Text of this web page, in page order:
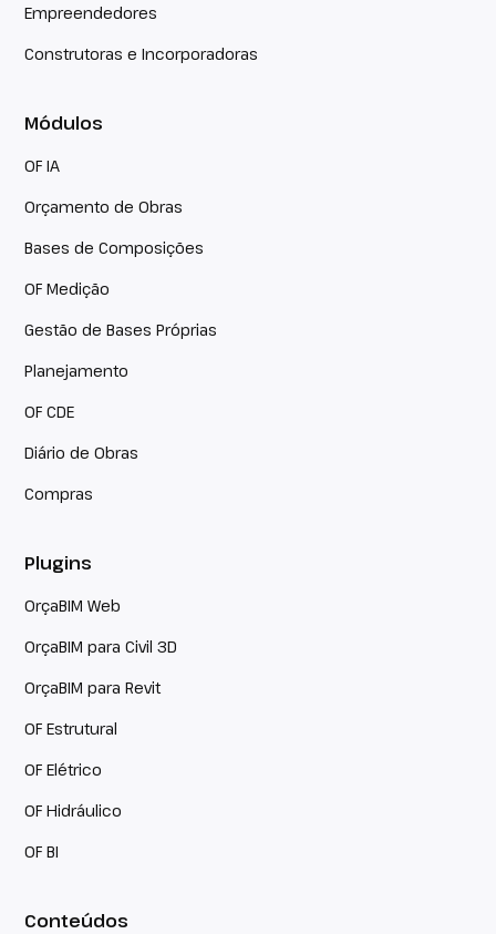
Empreendedores
Construtoras e Incorporadoras
Módulos
OF IA
Orçamento de Obras
Bases de Composições
OF Medição
Gestão de Bases Próprias
Planejamento
OF CDE
Diário de Obras
Compras
Plugins
OrçaBIM Web
OrçaBIM para Civil 3D
OrçaBIM para Revit
OF Estrutural
OF Elétrico
OF Hidráulico
OF BI
Conteúdos